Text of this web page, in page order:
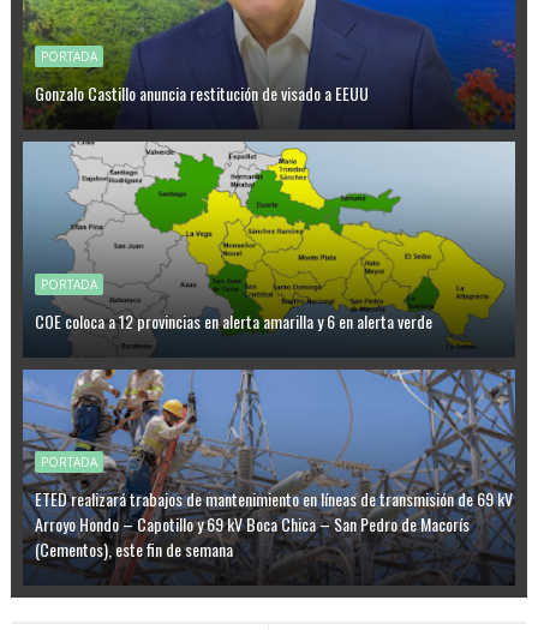
PORTADA
Gonzalo Castillo anuncia restitución de visado a EEUU
PORTADA
COE coloca a 12 provincias en alerta amarilla y 6 en alerta verde
PORTADA
ETED realizará trabajos de mantenimiento en líneas de transmisión de 69 kV
Arroyo Hondo – Capotillo y 69 kV Boca Chica – San Pedro de Macorís
(Cementos), este fin de semana